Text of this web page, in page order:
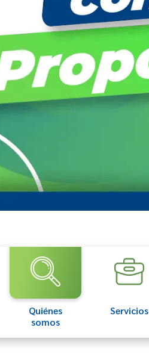
Quiénes
somos
Servicios